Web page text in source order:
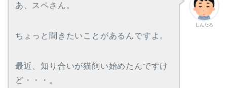
しんたろ
あ、スペさん。
ちょっと聞きたいことがあるんですよ。
最近、知り合いが猫飼い始めたんですけ
ど・・・。